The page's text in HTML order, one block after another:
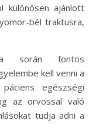
különösen ajánlott
bél traktusra,
során fontos
kell venni a
egészségi
az orvossal való
tudja adni a